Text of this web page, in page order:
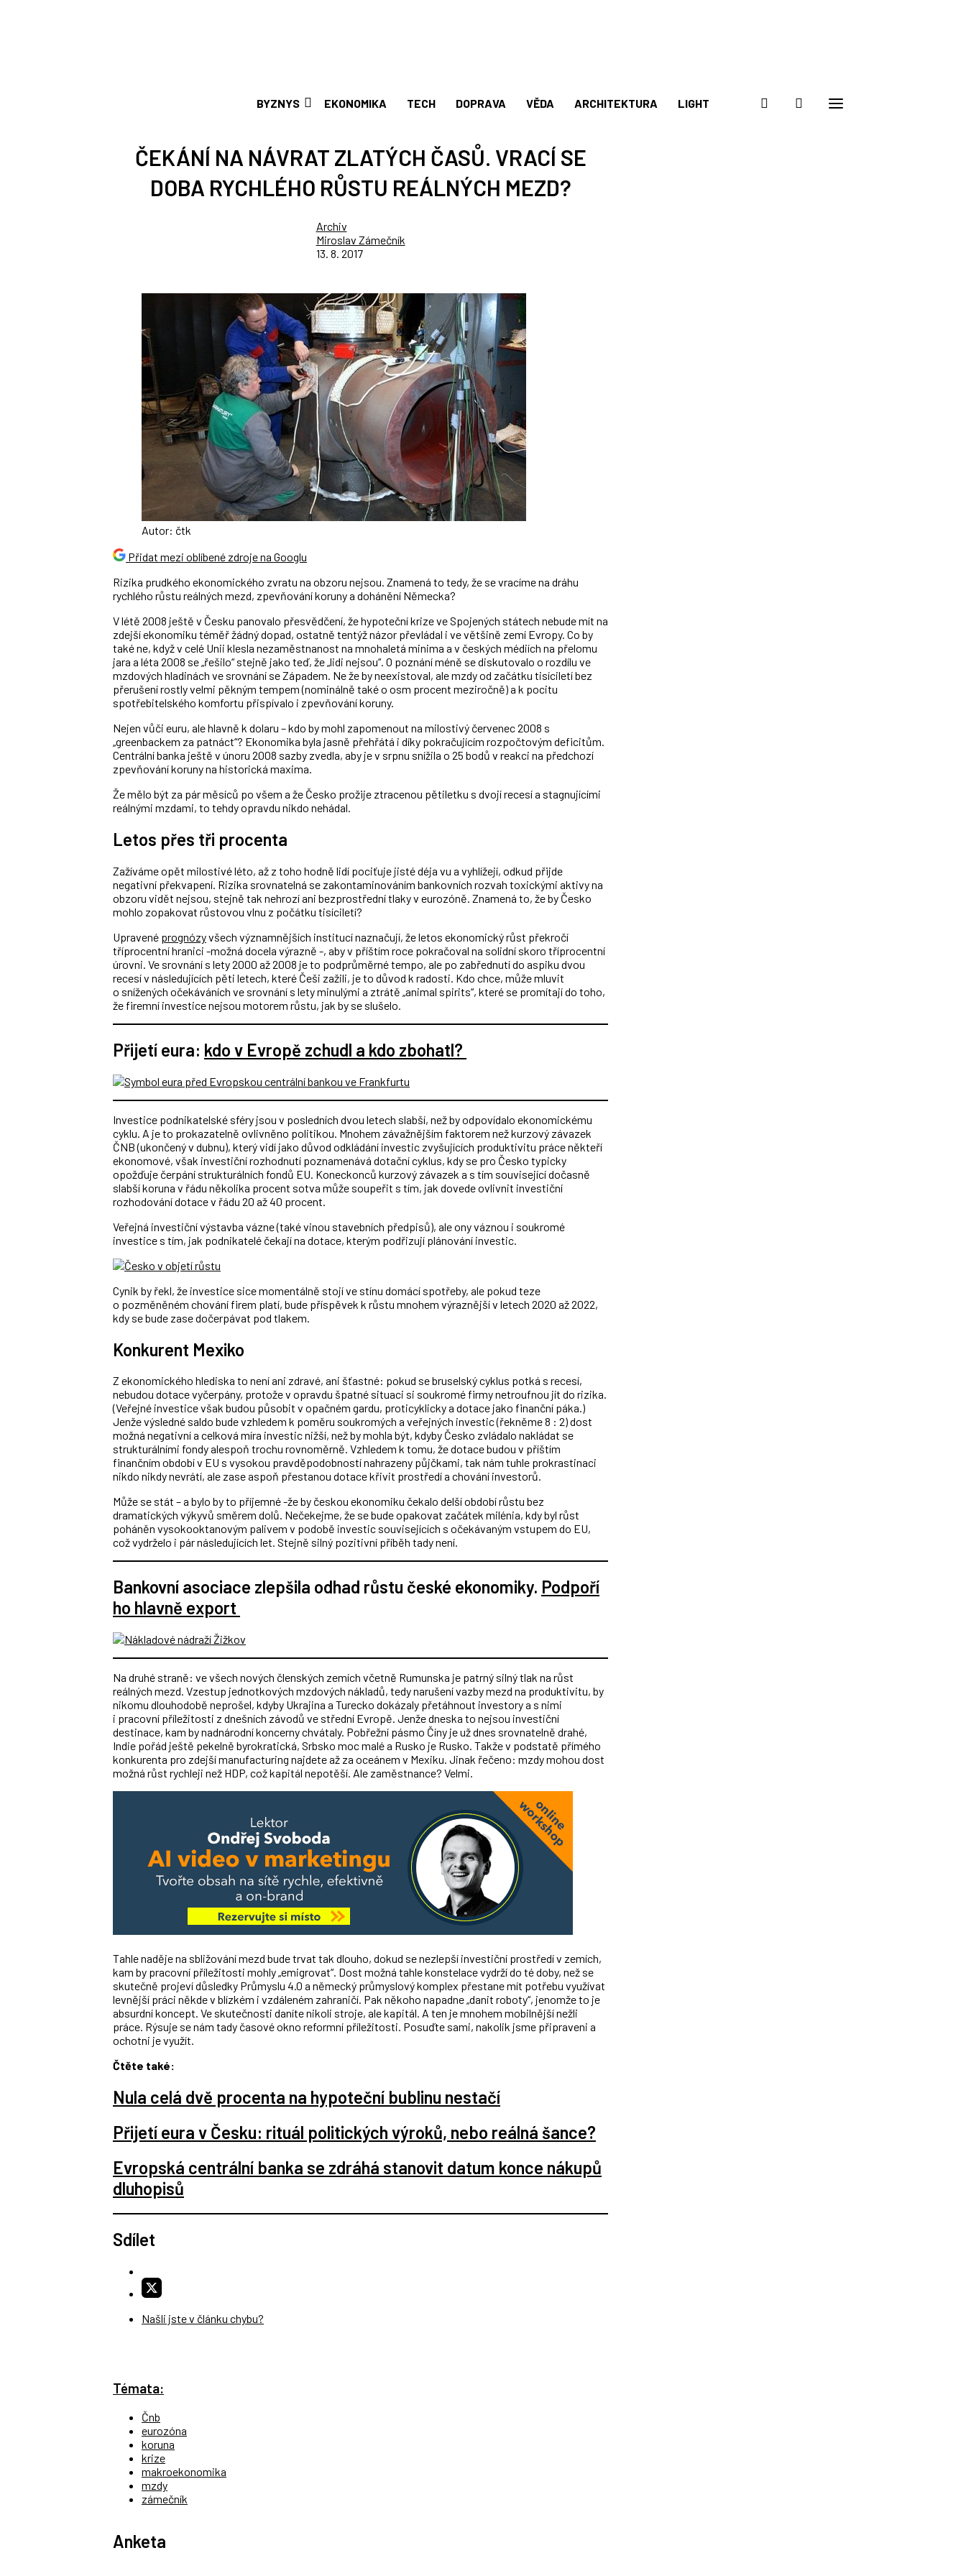
BYZNYS EKONOMIKA TECH DOPRAVA VĚDA ARCHITEKTURA LIGHT
ČEKÁNÍ NA NÁVRAT ZLATÝCH ČASŮ. VRACÍ SE
DOBA RYCHLÉHO RŮSTU REÁLNÝCH MEZD?
Archiv
Miroslav Zámečník
13. 8. 2017
Autor: čtk
Přidat mezi oblíbené zdroje na Googlu
Rizika prudkého ekonomického zvratu na obzoru nejsou. Znamená to tedy, že se vracíme na dráhu
rychlého růstu reálných mezd, zpevňování koruny a dohánění Německa?
V létě 2008 ještě v Česku panovalo přesvědčení, že hypoteční krize ve Spojených státech nebude mít na
zdejší ekonomiku téměř žádný dopad, ostatně tentýž názor převládal i ve většině zemí Evropy. Co by
také ne, když v celé Unii klesla nezaměstnanost na mnohaletá minima a v českých médiích na přelomu
jara a léta 2008 se „řešilo“ stejně jako teď, že „lidi nejsou“. O poznání méně se diskutovalo o rozdílu ve
mzdových hladinách ve srovnání se Západem. Ne že by neexistoval, ale mzdy od začátku tisíciletí bez
přerušení rostly velmi pěkným tempem (nominálně také o osm procent meziročně) a k pocitu
spotřebitelského komfortu přispívalo i zpevňování koruny.
Nejen vůči euru, ale hlavně k dolaru – kdo by mohl zapomenout na milostivý červenec 2008 s
„greenbackem za patnáct“? Ekonomika byla jasně přehřátá i díky pokračujícím rozpočtovým deficitům.
Centrální banka ještě v únoru 2008 sazby zvedla, aby je v srpnu snížila o 25 bodů v reakci na předchozí
zpevňování koruny na historická maxima.
Že mělo být za pár měsíců po všem a že Česko prožije ztracenou pětiletku s dvojí recesí a stagnujícími
reálnými mzdami, to tehdy opravdu nikdo nehádal.
Letos přes tři procenta
Zažíváme opět milostivé léto, až z toho hodně lidí pociťuje jisté déja vu a vyhlížejí, odkud přijde
negativní překvapení. Rizika srovnatelná se zakontaminováním bankovních rozvah toxickými aktivy na
obzoru vidět nejsou, stejně tak nehrozí ani bezprostřední tlaky v eurozóně. Znamená to, že by Česko
mohlo zopakovat růstovou vlnu z počátku tisíciletí?
Upravené prognózyvšech významnějších institucí naznačují, že letos ekonomický růst překročí
tříprocentní hranici -možná docela výrazně -, aby v příštím roce pokračoval na solidní skoro tříprocentní
úrovni. Ve srovnání s lety 2000 až 2008 je to podprůměrné tempo, ale po zabřednutí do aspiku dvou
recesí v následujících pěti letech, které Češi zažili, je to důvod k radosti. Kdo chce, může mluvit
o snížených očekáváních ve srovnání s lety minulými a ztrátě „animal spirits“, které se promítají do toho,
že firemní investice nejsou motorem růstu, jak by se slušelo.
Přijetí eura: kdo v Evropě zchudl a kdo zbohatl?
Investice podnikatelské sféry jsou v posledních dvou letech slabší, než by odpovídalo ekonomickému
cyklu. A je to prokazatelně ovlivněno politikou. Mnohem závažnějším faktorem než kurzový závazek
ČNB (ukončený v dubnu), který vidí jako důvod odkládání investic zvyšujících produktivitu práce někteří
ekonomové, však investiční rozhodnutí poznamenává dotační cyklus, kdy se pro Česko typicky
opožďuje čerpání strukturálních fondů EU. Koneckonců kurzový závazek a s tím související dočasně
slabší koruna v řádu několika procent sotva může soupeřit s tím, jak dovede ovlivnit investiční
rozhodování dotace v řádu 20 až 40 procent.
Veřejná investiční výstavba vázne (také vinou stavebních předpisů), ale ony váznou i soukromé
investice s tím, jak podnikatelé čekají na dotace, kterým podřizují plánování investic.
Cynik by řekl, že investice sice momentálně stojí ve stínu domácí spotřeby, ale pokud teze
o pozměněném chování firem platí, bude příspěvek k růstu mnohem výraznější v letech 2020 až 2022,
kdy se bude zase dočerpávat pod tlakem.
Konkurent Mexiko
Z ekonomického hlediska to není ani zdravé, ani šťastné: pokud se bruselský cyklus potká s recesí,
nebudou dotace vyčerpány, protože v opravdu špatné situaci si soukromé firmy netroufnou jít do rizika.
(Veřejné investice však budou působit v opačném gardu, proticyklicky a dotace jako finanční páka.)
Jenže výsledné saldo bude vzhledem k poměru soukromých a veřejných investic (řekněme 8 : 2) dost
možná negativní a celková míra investic nižší, než by mohla být, kdyby Česko zvládalo nakládat se
strukturálními fondy alespoň trochu rovnoměrně. Vzhledem k tomu, že dotace budou v příštím
finančním období v EU s vysokou pravděpodobností nahrazeny půjčkami, tak nám tuhle prokrastinaci
nikdo nikdy nevrátí, ale zase aspoň přestanou dotace křivit prostředí a chování investorů.
Může se stát – a bylo by to příjemné -že by českou ekonomiku čekalo delší období růstu bez
dramatických výkyvů směrem dolů. Nečekejme, že se bude opakovat začátek milénia, kdy byl růst
poháněn vysokooktanovým palivem v podobě investic souvisejících s očekávaným vstupem do EU,
což vydrželo i pár následujících let. Stejně silný pozitivní příběh tady není.
Bankovní asociace zlepšila odhad růstu české ekonomiky. Podpoří
ho hlavně export
Na druhé straně: ve všech nových členských zemích včetně Rumunska je patrný silný tlak na růst
reálných mezd. Vzestup jednotkových mzdových nákladů, tedy narušení vazby mezd na produktivitu, by
nikomu dlouhodobě neprošel, kdyby Ukrajina a Turecko dokázaly přetáhnout investory a s nimi
i pracovní příležitosti z dnešních závodů ve střední Evropě. Jenže dneska to nejsou investiční
destinace, kam by nadnárodní koncerny chvátaly. Pobřežní pásmo Číny je už dnes srovnatelně drahé,
Indie pořád ještě pekelně byrokratická, Srbsko moc malé a Rusko je Rusko. Takže v podstatě přímého
konkurenta pro zdejší manufacturing najdete až za oceánem v Mexiku. Jinak řečeno: mzdy mohou dost
možná růst rychleji než HDP, což kapitál nepotěší. Ale zaměstnance? Velmi.
Tahle naděje na sbližování mezd bude trvat tak dlouho, dokud se nezlepší investiční prostředí v zemích,
kam by pracovní příležitosti mohly „emigrovat“. Dost možná tahle konstelace vydrží do té doby, než se
skutečně projeví důsledky Průmyslu 4.0 a německý průmyslový komplex přestane mít potřebu využívat
levnější práci někde v blízkém i vzdáleném zahraničí. Pak někoho napadne „danit roboty“, jenomže to je
absurdní koncept. Ve skutečnosti daníte nikoli stroje, ale kapitál. A ten je mnohem mobilnější nežli
práce. Rýsuje se nám tady časové okno reformní příležitosti. Posuďte sami, nakolik jsme připraveni a
ochotni je využít.
Čtěte také:
Nula celá dvě procenta na hypoteční bublinu nestačí
Přijetí eura v Česku: rituál politických výroků, nebo reálná šance?
Evropská centrální banka se zdráhá stanovit datum konce nákupů
dluhopisů
Sdílet
Našli jste v článku chybu?
Témata:
Čnb
eurozóna
koruna
krize
makroekonomika
mzdy
zámečník
Anketa